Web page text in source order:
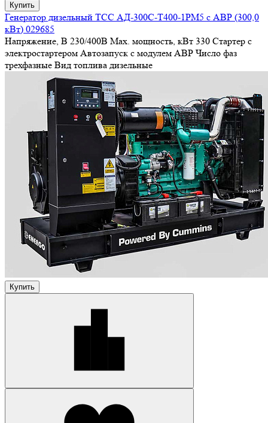
Купить
Генератор дизельный ТСС АД-300С-Т400-1РМ5 с АВР (300,0
кВт) 029685
Напряжение, В 230/400В Max. мощность, кВт 330 Стартер с
электростартером Автозапуск с модулем АВР Число фаз
трехфазные Вид топлива дизельные
Купить